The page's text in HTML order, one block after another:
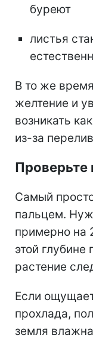
буреют
листья
В то же
желтение и
возникать
из-за
Проверьте
Самый
пальцем.
примерно на
этой глубине
растение
Если
прохлада,
земля